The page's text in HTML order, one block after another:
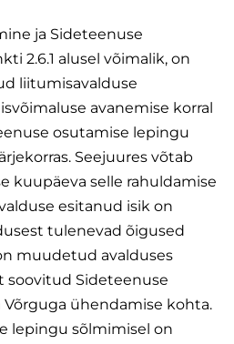
ja Sideteenuse
2.6.1 alusel võimalik, on
liitumisavalduse
avanemise korral
osutamise lepingu
Seejuures võtab
kuupäeva selle rahuldamise
esitanud isik on
tulenevad õigused
muudetud avalduses
soovitud Sideteenuse
ühendamise kohta.
lepingu sõlmimisel on